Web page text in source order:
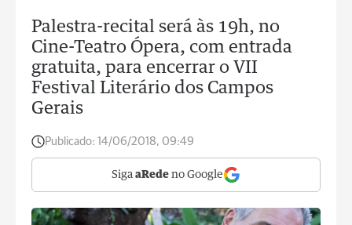
Palestra-recital será às 19h, no
Cine-Teatro Ópera, com entrada
gratuita, para encerrar o VII
Festival Literário dos Campos
Gerais
Publicado: 14/06/2018, 09:49
Siga aRede no Google